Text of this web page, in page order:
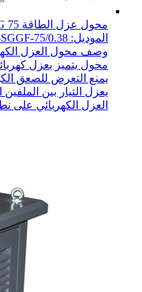
محول عزل الطاقة SG 75 كيلو فولت أمبير ثلاثي الأطوار
الموديل: SKS-SGGF-75/0.38
وصف محول العزل
محول يتميز بعزل
يمنع التعرض للصعق
يعزل التيار بين
العزل الكهربائي على